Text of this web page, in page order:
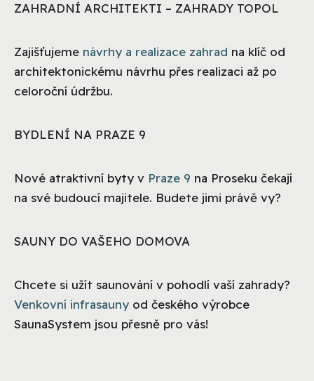
ZAHRADNÍ ARCHITEKTI – ZAHRADY TOPOL
Zajišťujeme návrhy a realizace zahrad na klíč od
architektonickému návrhu přes realizaci až po
celoroční údržbu.
BYDLENÍ NA PRAZE 9
Nové atraktivní byty v Praze 9 na Proseku čekají
na své budoucí majitele. Budete jimi právě vy?
SAUNY DO VAŠEHO DOMOVA
Chcete si užít saunování v pohodlí vaší zahrady?
Venkovní infrasauny od českého výrobce
SaunaSystem jsou přesně pro vás!